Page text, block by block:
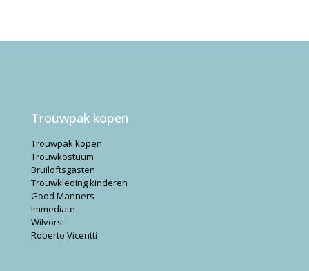
Trouwpak kopen
Trouwpak kopen
Trouwkostuum
Bruiloftsgasten
Trouwkleding kinderen
Good Manners
Immediate
Wilvorst
Roberto Vicentti